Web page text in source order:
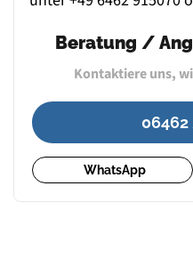
Beratung /
Kontaktiere uns,
WhatsApp